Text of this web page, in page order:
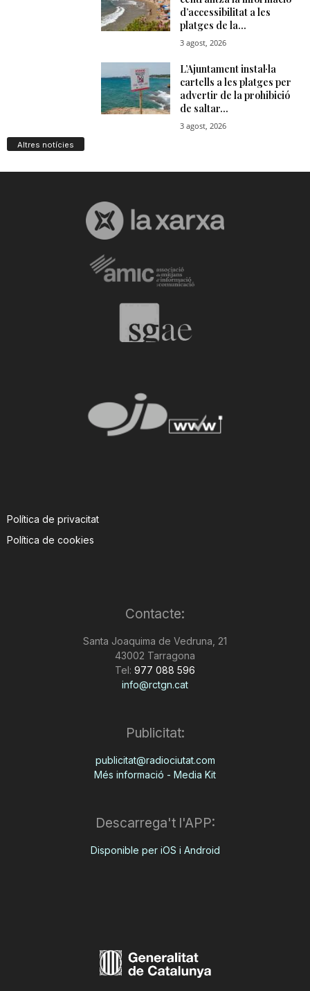
Altres notícies
Política de privacitat
Política de cookies
Contacte:
Santa Joaquima de Vedruna, 21
43002 Tarragona
Tel: 977 088 596
info@rctgn.cat
Publicitat:
publicitat@radiociutat.com
Més informació - Media Kit
Descarrega't l'APP:
Disponible per iOS i Android